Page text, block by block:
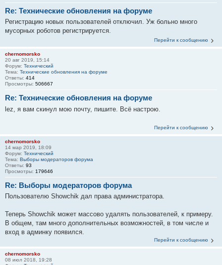
Re: Технические обновления на форуме
Регистрацию новых пользователей отключил. Уж больно много
мусорных роботов регистрируется.
Перейти к сообщению
chernomorsko
20 авг 2019, 15:14
Форум: Технический
Тема: Технические обновления на форуме
Ответы: 414
Просмотры: 506667
Re: Технические обновления на форуме
lez, я вам скинул мою почту, пишите. Всё настрою.
Перейти к сообщению
chernomorsko
14 мар 2019, 18:09
Форум: Технический
Тема: Выборы модераторов форума
Ответы: 93
Просмотры: 179646
Re: Выборы модераторов форума
Пользователю Showchik дал права администратора.
Теперь Showchik может массово удалять пользователей, к примеру.
В общем, там много дополнительных возможностей, в том числе и
вход в админку появился.
Перейти к сообщению
chernomorsko
08 июл 2018, 19:28